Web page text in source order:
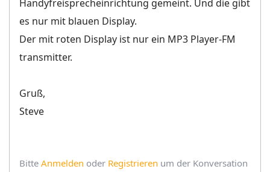
Handyfreisprecheinrichtung gemeint. Und die gibt
es nur mit blauen Display.
Der mit roten Display ist nur ein MP3 Player-FM
transmitter.
Gruß,
Steve
Bitte Anmelden oder Registrieren um der Konversation